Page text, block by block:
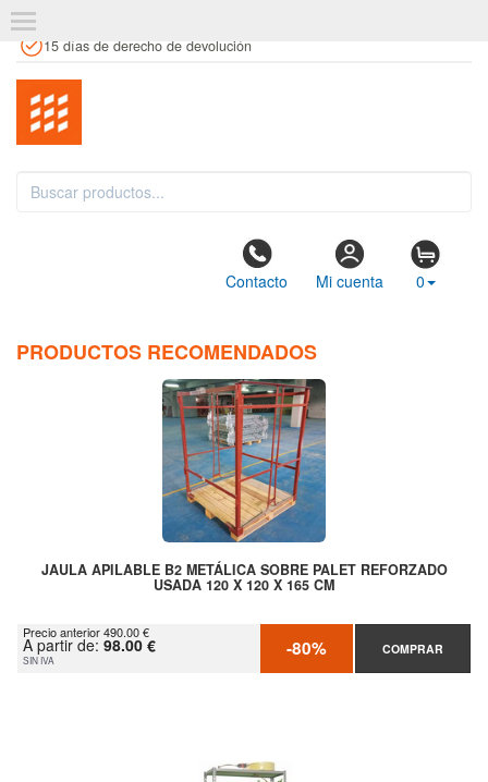
15 días de derecho de devolución
Contacto Mi cuenta 0
PRODUCTOS RECOMENDADOS
JAULA APILABLE B2 METÁLICA SOBRE PALET REFORZADO
USADA 120 X 120 X 165 CM
Precio anterior 490.00 €
A partir de: 98.00 €
SIN IVA -80% COMPRAR